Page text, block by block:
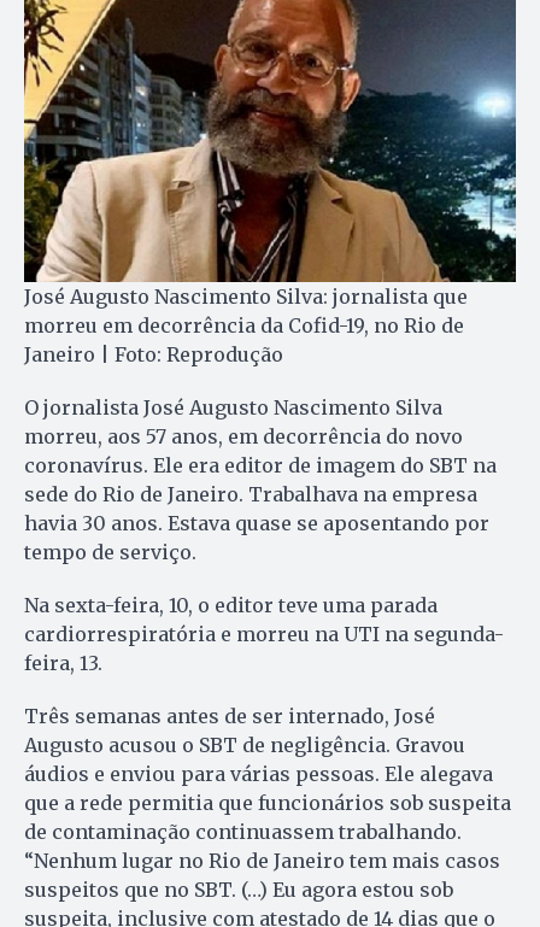
José Augusto Nascimento Silva: jornalista que
morreu em decorrência da Cofid-19, no Rio de
Janeiro | Foto: Reprodução
O jornalista José Augusto Nascimento Silva
morreu, aos 57 anos, em decorrência do novo
coronavírus. Ele era editor de imagem do SBT na
sede do Rio de Janeiro. Trabalhava na empresa
havia 30 anos. Estava quase se aposentando por
tempo de serviço.
Na sexta-feira, 10, o editor teve uma parada
cardiorrespiratória e morreu na UTI na segunda-
feira, 13.
Três semanas antes de ser internado, José
Augusto acusou o SBT de negligência. Gravou
áudios e enviou para várias pessoas. Ele alegava
que a rede permitia que funcionários sob suspeita
de contaminação continuassem trabalhando.
“Nenhum lugar no Rio de Janeiro tem mais casos
suspeitos que no SBT. (…) Eu agora estou sob
suspeita, inclusive com atestado de 14 dias que o